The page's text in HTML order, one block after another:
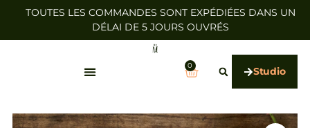
TOUTES LES COMMANDES SONT EXPÉDIÉES DANS UN
DÉLAI DE 5 JOURS OUVRÉS
0 Studio